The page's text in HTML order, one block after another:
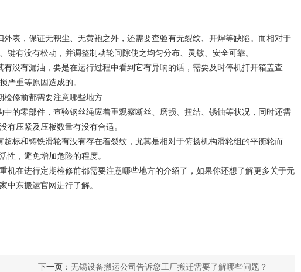
表，保证无积尘、无黄袍之外，还需要查验有无裂纹、开焊等缺陷。而相对于
有没有松动，并调整制动轮间隙使之均匀分布、灵敏、安全可靠。
没有漏油，要是在运行过程中看到它有异响的话，需要及时停机打开箱盖查
严重等原因造成的。
的零部件，查验钢丝绳应着重观察断丝、磨损、扭结、锈蚀等状况，同时还需
有压紧及压板数量有没有合适。
标和铸铁滑轮有没有存在着裂纹，尤其是相对于俯扬机构滑轮组的平衡轮而
性，避免增加危险的程度。
机在进行定期检修前都需要注意哪些地方的介绍了，如果你还想了解更多关于无
中东搬运官网进行了解。
下一页：无锡设备搬运公司告诉您工厂搬迁需要了解哪些问题？